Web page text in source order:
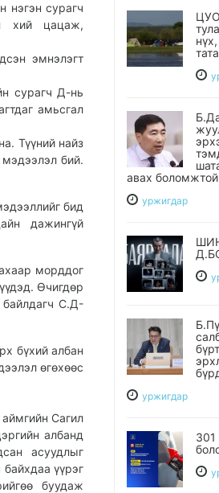
нэгэн сурагч
хий цацаж,
эмнэлэгт
сурагч Д-нь
амьсгал
Түүний найз
мэдээлэл бий.
бид
дажингүй
морддог
Өчигдөр
байлдагч С.Д-
бүхий албан
өгөхөөс
Сагил
албанд
асуудлыг
үүрэг
буудаж
авах боломжтой
уржигдар
уржигдар
301